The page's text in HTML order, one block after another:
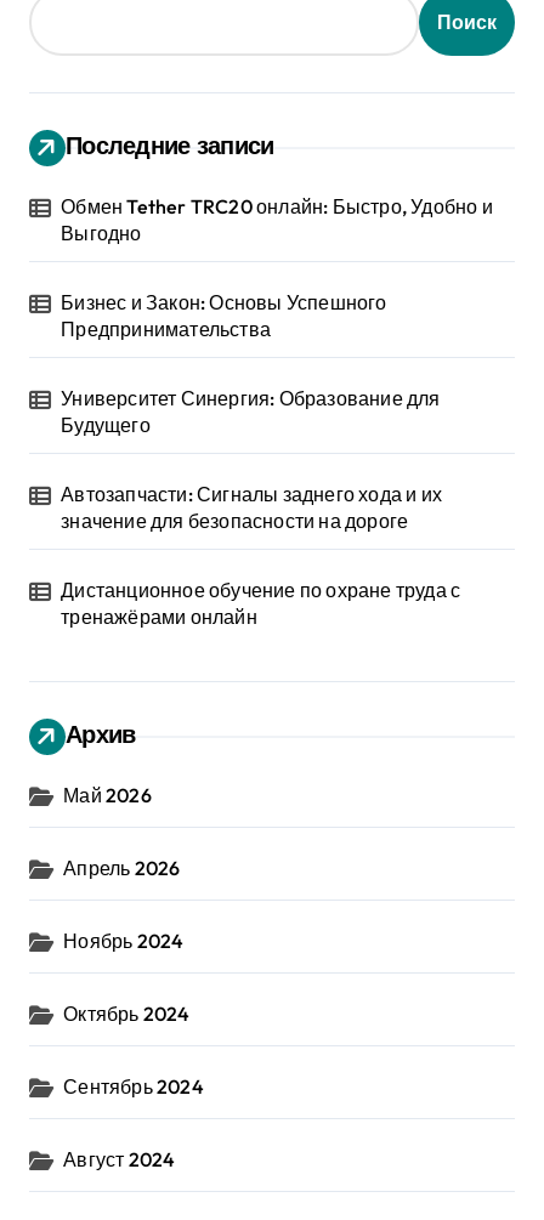
Поиск
Последние записи
Обмен Tether TRC20 онлайн: Быстро, Удобно и
Выгодно
Бизнес и Закон: Основы Успешного
Предпринимательства
Университет Синергия: Образование для
Будущего
Автозапчасти: Сигналы заднего хода и их
значение для безопасности на дороге
Дистанционное обучение по охране труда с
тренажёрами онлайн
Архив
Май 2026
Апрель 2026
Ноябрь 2024
Октябрь 2024
Сентябрь 2024
Август 2024